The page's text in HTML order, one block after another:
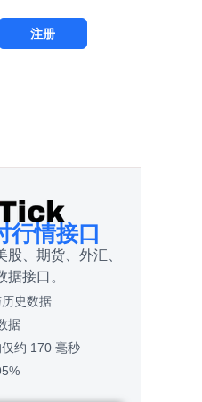
注册
行情接口
、期货、外汇、
接口。
史数据
据
约 170 毫秒